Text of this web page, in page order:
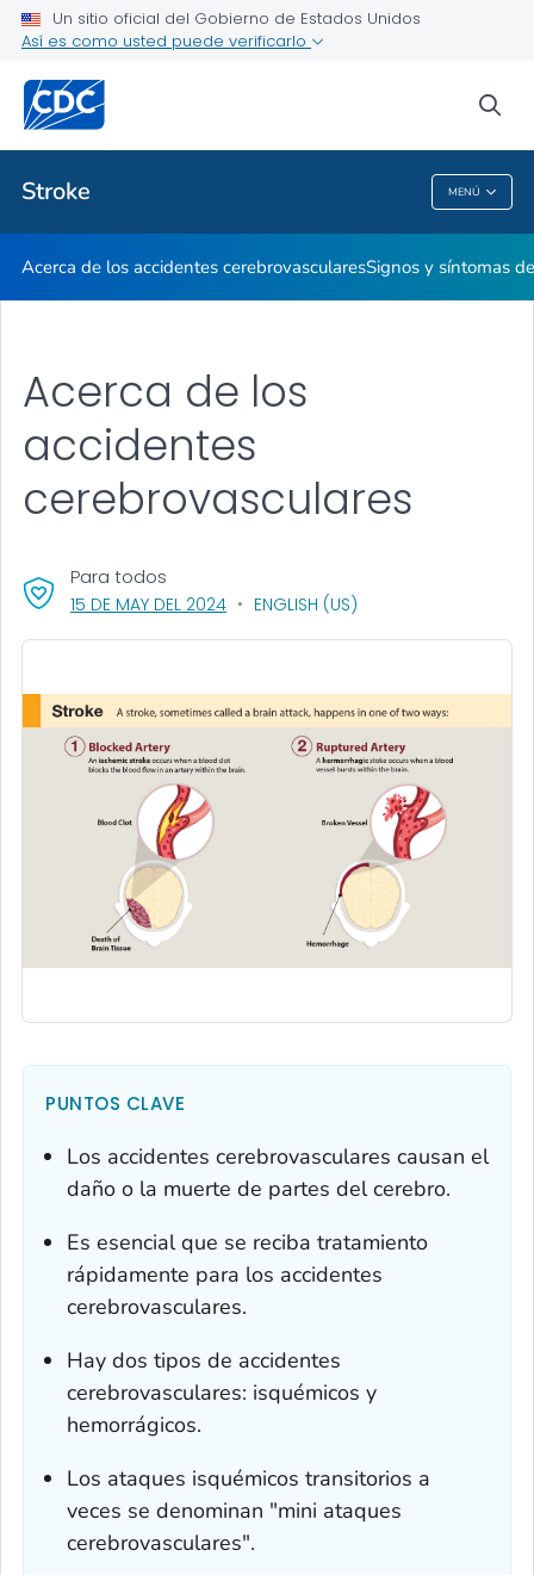
Un sitio oficial del Gobierno de Estados Unidos
Así es como usted puede verificarlo
Stroke MENÚ
Tratamiento e intervención para accidentes cerebrovasculares
Temas relacionados
Stroke
Acerca de los accidentes cerebrovascularesSignos y síntomas
Acerca de los
accidentes
cerebrovasculares
15 DE MAY DEL 2024, VISIT LINK FOR DETAILS.
ENGLISH (US)
Para todos
PUNTOS CLAVE
Los accidentes cerebrovasculares causan el
daño o la muerte de partes del cerebro.
Es esencial que se reciba tratamiento
rápidamente para los accidentes
cerebrovasculares.
Hay dos tipos de accidentes
cerebrovasculares: isquémicos y
hemorrágicos.
Los ataques isquémicos transitorios a
veces se denominan "mini ataques
cerebrovasculares".